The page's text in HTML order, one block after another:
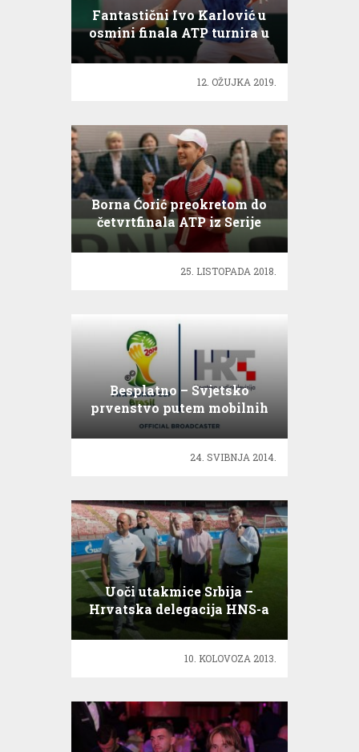
Fantastični Ivo Karlović u
osmini finala ATP turnira u
Indian Wellsu!
12. OŽUJKA 2019.
Borna Ćorić preokretom do
četvrtfinala ATP iz Serije
500
25. LISTOPADA 2018.
Besplatno – Svjetsko
prvenstvo putem mobilnih
platformi!
24. SVIBNJA 2014.
Uoči utakmice Srbija –
Hrvatska delegacija HNS-a
posjetila Beograd
10. KOLOVOZA 2013.